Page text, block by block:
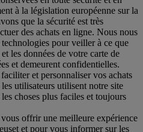
à la législation européenne sur la
que la sécurité est très
des achats en ligne. Nous nous
pour veiller à ce que
les données de votre carte de
et demeurent confidentielles.
et personnaliser vos achats
utilisateurs utilisent notre site
choses plus faciles et toujours
offrir une meilleure expérience
et pour vous informer sur les